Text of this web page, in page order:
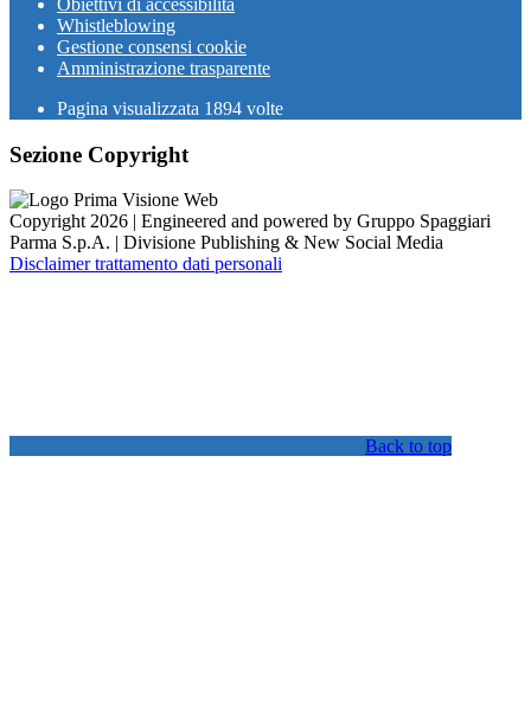
Obiettivi di accessibilità
Whistleblowing
Gestione consensi cookie
Amministrazione trasparente
Pagina visualizzata 1894 volte
Sezione Copyright
Copyright 2026 | Engineered and powered by Gruppo Spaggiari
Parma S.p.A. | Divisione Publishing & New Social Media
Disclaimer trattamento dati personali
Back to top